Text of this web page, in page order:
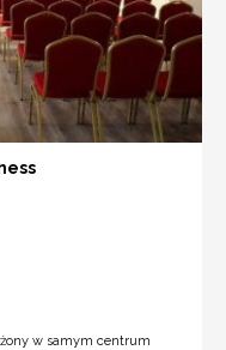
w samym centrum